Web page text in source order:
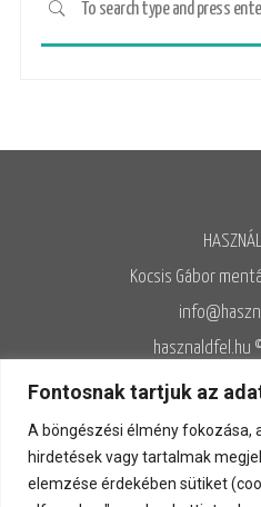
Fontosnak tartjuk az
A böngészési élmény fokozása,
hirdetések vagy tartalmak
elemzése érdekében sütiket
Kocsis Gábor
hasznaldfel.hu
Írásaim szerzői jogi védelem alatt
Adatvédelmi szabályzatnak
Adatvédelem◊Adatkezelés◊